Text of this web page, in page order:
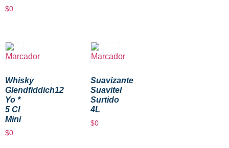
$0
Whisky
Glendfiddich12
Yo *
5 Cl
Mini
$0
Suavizante
Suavitel
Surtido
4L
$0